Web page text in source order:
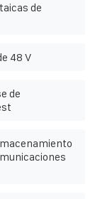
de
48 V
de